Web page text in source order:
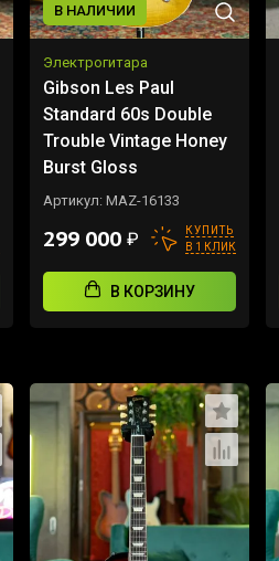
В НАЛИЧИИ
Электрогитара
Gibson Les Paul
Standard 60s Double
Trouble Vintage Honey
Burst Gloss
Артикул: MAZ-16133
299 000 ₽
КУПИТЬ
В 1 КЛИК
В КОРЗИНУ